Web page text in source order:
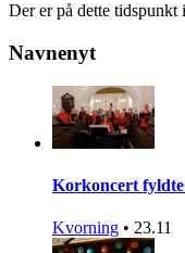
Der er på dette tidspunkt
Navnenyt
Korkoncert
Kvorning • 23.11